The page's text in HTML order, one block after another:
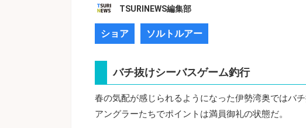
TSURINEWS編集部
ショア ソルトルアー
バチ抜けシーバスゲーム釣行
春の気配が感じられるようになった伊勢湾奥ではバ
アングラーたちでポイントは満員御礼の状態だ。